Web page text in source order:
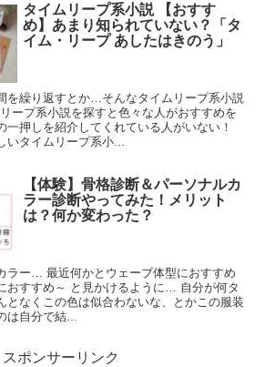
タイムリープ系小説 【おすす
め】あまり知られていない？「タ
イム・リープ あしたはきのう」
を繰り返すとか…そんなタイムリープ系小説
ープ系小説を探すと色々な人がおすすめを
押しを紹介してくれている人がいない！
タイムリープ系小...
【体験】骨格診断＆パーソナルカ
ラー診断やってみた！メリット
は？何か変わった？
ラー… 最近何かとウェーブ体型におすすめ
おすすめ～ と見かけるように… 自分が何タ
となくこの色は似合わないな、とかこの服装
自分で結...
スポンサーリンク